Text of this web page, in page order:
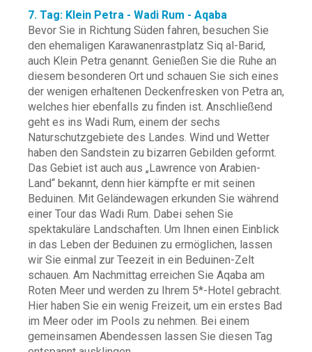
7. Tag: Klein Petra - Wadi Rum - Aqaba
Bevor Sie in Richtung Süden fahren, besuchen Sie
den ehemaligen Karawanenrastplatz Siq al-Barid,
auch Klein Petra genannt. Genießen Sie die Ruhe an
diesem besonderen Ort und schauen Sie sich eines
der wenigen erhaltenen Deckenfresken von Petra an,
welches hier ebenfalls zu finden ist. Anschließend
geht es ins Wadi Rum, einem der sechs
Naturschutzgebiete des Landes. Wind und Wetter
haben den Sandstein zu bizarren Gebilden geformt.
Das Gebiet ist auch aus „Lawrence von Arabien-
Land“ bekannt, denn hier kämpfte er mit seinen
Beduinen. Mit Geländewagen erkunden Sie während
einer Tour das Wadi Rum. Dabei sehen Sie
spektakuläre Landschaften. Um Ihnen einen Einblick
in das Leben der Beduinen zu ermöglichen, lassen
wir Sie einmal zur Teezeit in ein Beduinen-Zelt
schauen. Am Nachmittag erreichen Sie Aqaba am
Roten Meer und werden zu Ihrem 5*-Hotel gebracht.
Hier haben Sie ein wenig Freizeit, um ein erstes Bad
im Meer oder im Pools zu nehmen. Bei einem
gemeinsamen Abendessen lassen Sie diesen Tag